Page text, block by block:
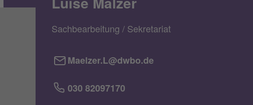
Sachbearbeitung / Sekretariat
Maelzer.L@dwbo.de
030 82097170